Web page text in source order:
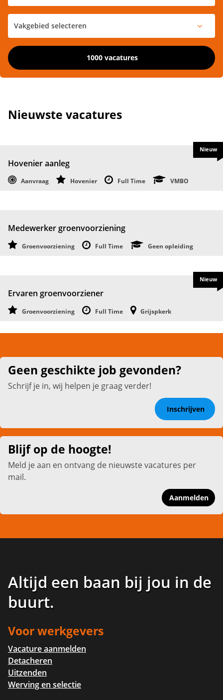
1000 vacatures
Nieuwste vacatures
Hovenier aanleg
Aanvraag Hovenier Full Time VMBO
Nieuw
Medewerker groenvoorziening
Groenvoorziening Full Time Geen opleiding
Ervaren groenvoorziener
Groenvoorziening Full Time Grijspkerk
Nieuw
Geen geschikte job gevonden?
Schrijf je in, wij helpen je graag verder!
Inschrijven
Blijf op de hoogte!
Meld je aan en ontvang de nieuwste vacatures per
mail.
Aanmelden
Altijd een baan bij jou in de
buurt.
Voor werkgevers
Vacature aanmelden
Detacheren
Uitzenden
Werving en selectie